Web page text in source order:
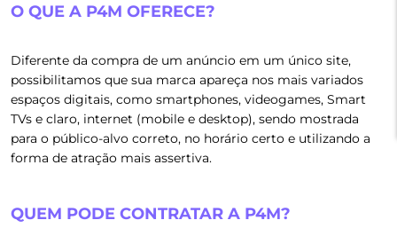
O QUE A P4M OFERECE?
Diferente da compra de um anúncio em um único site,
possibilitamos que sua marca apareça nos mais variados
espaços digitais, como smartphones, videogames, Smart
TVs e claro, internet (mobile e desktop), sendo mostrada
para o público-alvo correto, no horário certo e utilizando a
forma de atração mais assertiva.
QUEM PODE CONTRATAR A P4M?